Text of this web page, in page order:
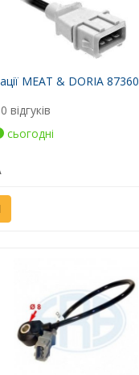
MEAT & DORIA 87360
0 відгуків
сьогодні